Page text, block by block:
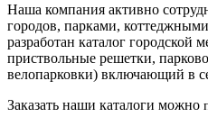
Наша компания активно
городов, парками,
разработан каталог городской
приствольные решетки,
велопарковки) включающий в
Заказать наши каталоги можно